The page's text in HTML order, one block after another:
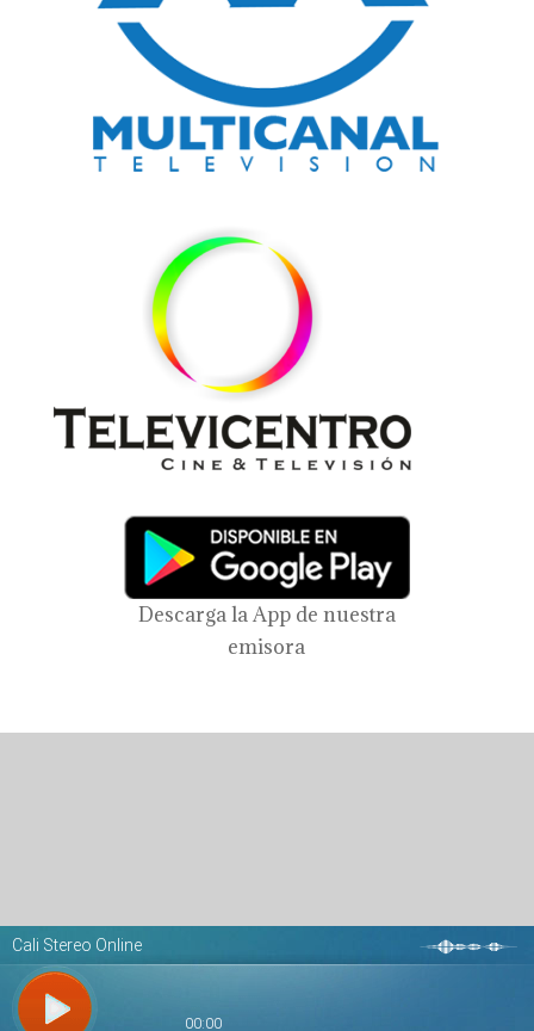
Descarga la App de nuestra
emisora